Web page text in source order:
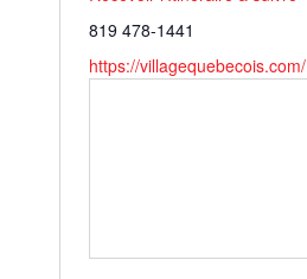
819 478-1441
https://villagequebecois.com/